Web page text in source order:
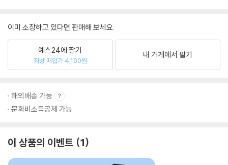
이미 소장하고 있다면 판매해 보세요.
예스24에 팔기
최상 매입가 4,100원
내 가게에서 팔기
해외배송 가능
문화비소득공제 가능
이 상품의 이벤트 1